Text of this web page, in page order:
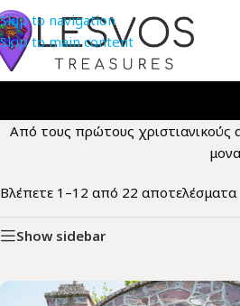
Skip to navigation
Skip to main content
Από τους πρώτους χριστιανικούς
Βλέπετε 1–12 από 22 αποτελέσματα
Show sidebar